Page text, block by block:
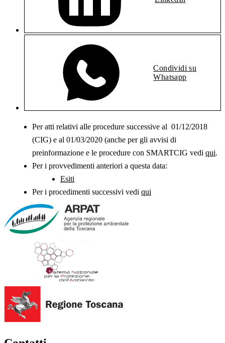
Condividi su
Whatsapp
Per atti relativi alle procedure successive al 01/12/2018
(CIG) e al 01/03/2020 (anche per gli avvisi di
preinformazione e le procedure con SMARTCIG vedi qui.
Per i provvedimenti anteriori a questa data:
Esiti
Per i procedimenti successivi vedi qui